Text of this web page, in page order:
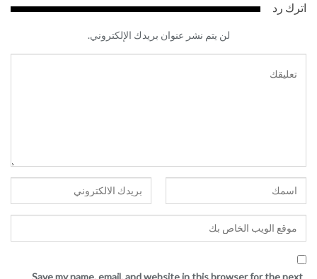
اترك رد
لن يتم نشر عنوان بريدك الإلكتروني.